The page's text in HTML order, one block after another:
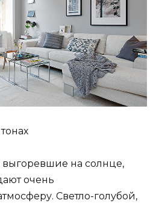
выгоревшие на солнце,
очень
Светло-голубой,